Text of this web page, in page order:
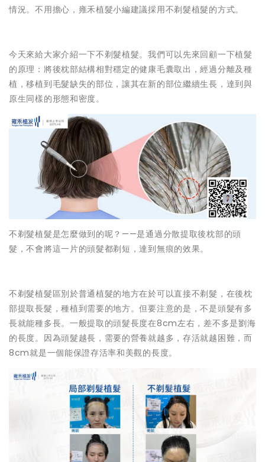
情況。不用擔心，雍禾植髮小編建議採用不剃髮植髮的方式。
今天來給大家介紹一下不剃髮植髮。我們可以先來回顧一下植髮
的原理：將後枕部結構相對穩定的健康毛囊取出，經過分離及種
植，移植到毛髮缺失的部位，讓其在新的部位繼續生長，達到與
原生同樣的形態和密度。
不剃髮植髮是怎麼做到的呢？——是通過分散提取後枕部的頭
髮，不會將這一片的頭髮都剃短，達到無痕的效果。
不剃髮植髮區別於普通植髮的地方在於可以直接不剃髮，在後枕
部提取長髮，種植到需要的地方。但要注意的是，不是頭髮有多
長就能種多長。一般提取的頭髮長度在8cm左右，差不多是劉海
的長度。因為頭髮越長，需要的營養就越多，存活就越困難，而
8cm就是一個能保證存活率和美觀的長度。